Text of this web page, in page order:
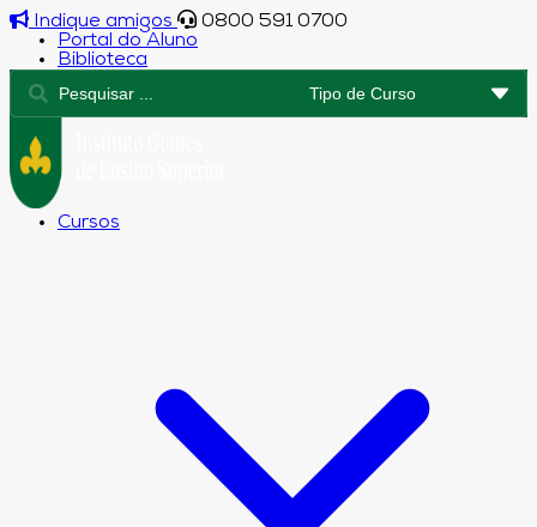
Indique amigos
0800 591 0700
Portal do Aluno
Biblioteca
Cursos